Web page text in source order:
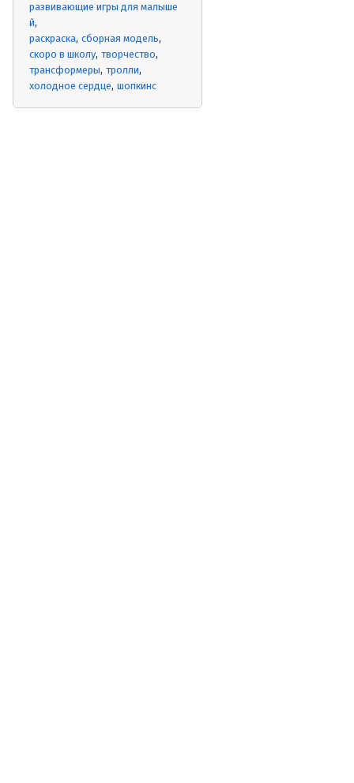
развивающие игры для малыше
й
раскраска сборная модель
скоро в школу творчество
трансформеры тролли
холодное сердце шопкинс